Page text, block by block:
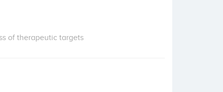
of therapeutic targets